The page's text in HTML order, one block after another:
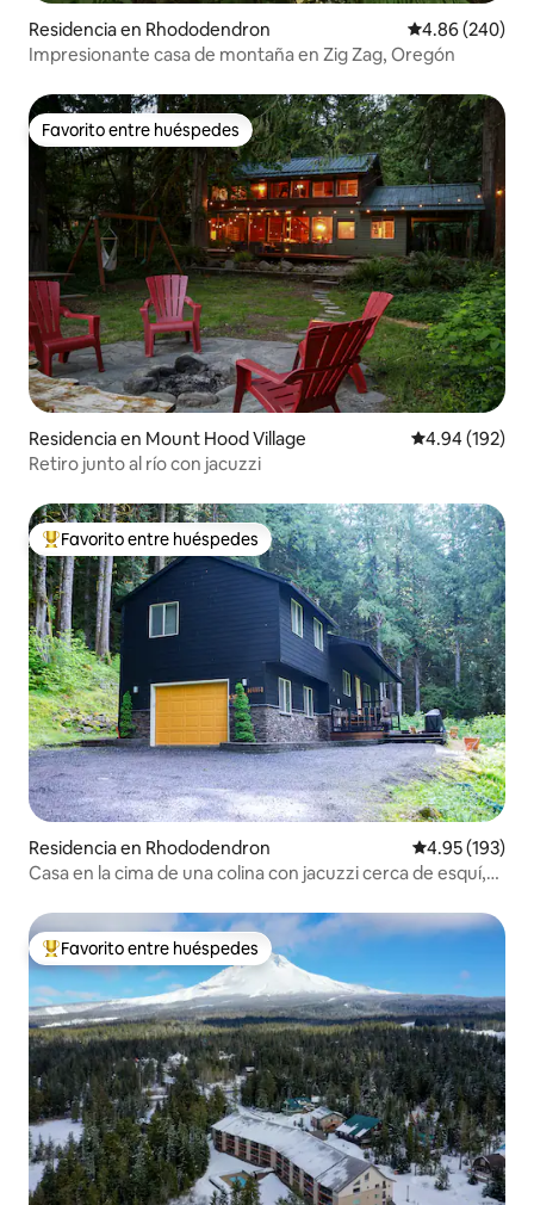
Residencia en Rhododendron Calificación
4.86 (240)
Impresionante casa de montaña en Zig Zag, Oregón
Favorito entre huéspedes
Favorito entre huéspedes
Residencia en Mount Hood Village Calificación
4.94 (192)
Retiro junto al río con jacuzzi
De los mejores en Favorito entre huéspedes
Favorito entre huéspedes
Residencia en Rhododendron Calificación
4.95 (193)
Casa en la cima de una colina con jacuzzi cerca de esquí,
De los mejores en Favorito entre huéspedes
Favorito entre huéspedes